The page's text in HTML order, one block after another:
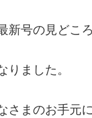
新号の見どこ
ました。
さまのお手元